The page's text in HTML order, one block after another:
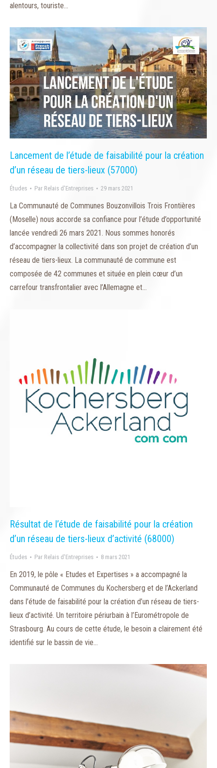
alentours, touriste…
Lancement de l’étude de faisabilité pour la création
d’un réseau de tiers-lieux (57000)
Études Par Relais d'Entreprises 29 mars 2021
La Communauté de Communes Bouzonvillois Trois Frontières
(Moselle) nous accorde sa confiance pour l’étude d’opportunité
lancée vendredi 26 mars 2021. Nous sommes honorés
d’accompagner la collectivité dans son projet de création d’un
réseau de tiers-lieux. La communauté de commune est
composée de 42 communes et située en plein cœur d’un
carrefour transfrontalier avec l’Allemagne et…
Résultat de l’étude de faisabilité pour la création
d’un réseau de tiers-lieux d’activité (68000)
Études Par Relais d'Entreprises 8 mars 2021
En 2019, le pôle « Etudes et Expertises » a accompagné la
Communauté de Communes du Kochersberg et de l’Ackerland
dans l’étude de faisabilité pour la création d’un réseau de tiers-
lieux d’activité. Un territoire périurbain à l’Eurométropole de
Strasbourg. Au cours de cette étude, le besoin a clairement été
identifié sur le bassin de vie…